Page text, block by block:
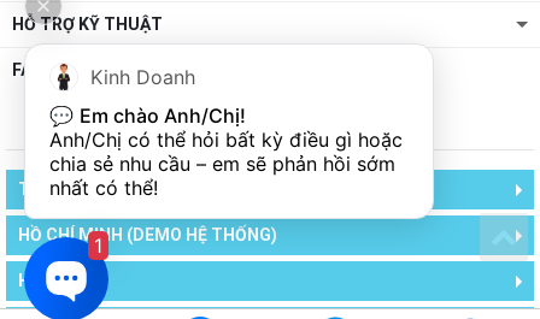
HỖ TRỢ KỸ THUẬT
FANPAGE
TCA - TRUNG CHÍNH AUDIO
HỒ CHÍ MINH (DEMO HỆ THỐNG)
HÀ NỘI
Kinh Doanh
💬 Em chào Anh/Chị!
Anh/Chị có thể hỏi bất kỳ điều gì hoặc
chia sẻ nhu cầu – em sẽ phản hồi sớm
nhất có thể!
1